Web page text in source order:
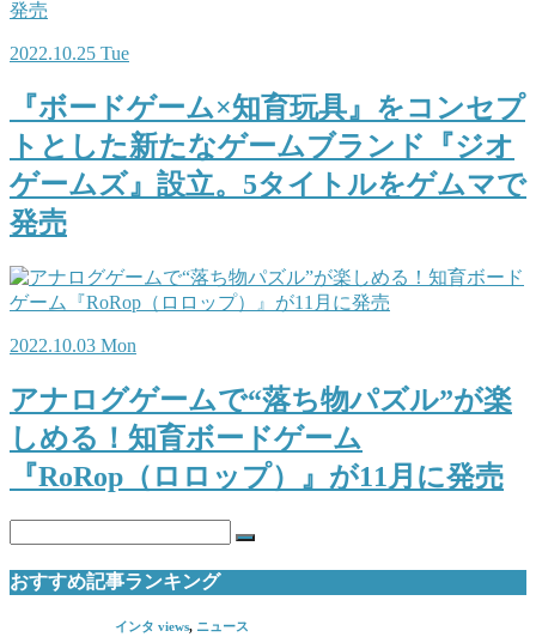
2022.10.25 Tue
『ボードゲーム×知育玩具』をコンセプ
トとした新たなゲームブランド『ジオ
ゲームズ』設立。5タイトルをゲムマで
発売
2022.10.03 Mon
アナログゲームで“落ち物パズル”が楽
しめる！知育ボードゲーム
『RoRop（ロロップ）』が11月に発売
おすすめ記事ランキング
インタ views, ニュース